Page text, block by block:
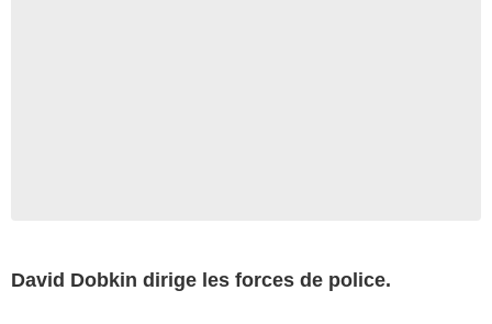
David Dobkin dirige les forces de police.